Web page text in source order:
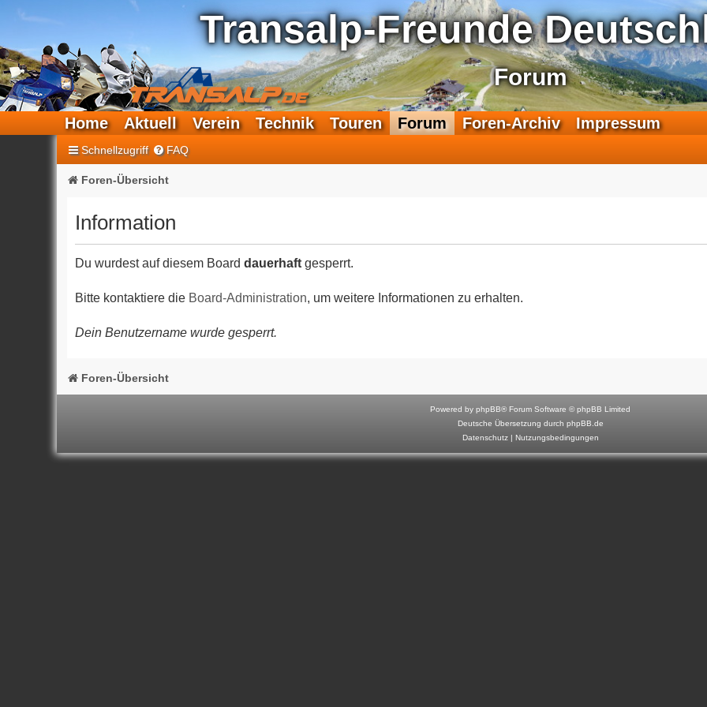
Transalp-Freunde
Forum
F
e
a
r
u
m
Home Aktuell Verein Technik Touren Forum Foren-Archiv Impressum
Schnellzugriff FAQ
Foren-Übersicht
Information
Du wurdest auf diesem Board dauerhaftgesperrt.
Bitte kontaktiere die Board-Administration, um weitere Informationen zu erhalten.
Dein Benutzername wurde gesperrt.
Foren-Übersicht
Powered by phpBB® Forum Software © phpBB Limited
Deutsche Übersetzung durch phpBB.de
Datenschutz| Nutzungsbedingungen